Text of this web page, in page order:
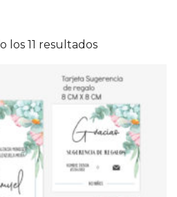
los 11 resultados